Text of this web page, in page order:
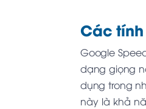
Các
Google
dạng giọng
dụng trong
này là khả